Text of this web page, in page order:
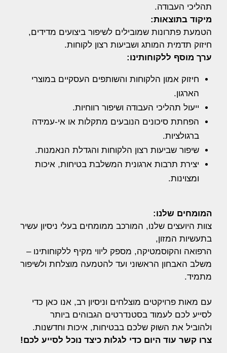
תהליכי העבודה.
מיקוד בתוצאות:
הטמעת פתרונות שמובילים לשיפור ביצועים מדידים,
חיזוק תדמית המותג ושביעות רצון לקוחות.
ערך מוסף ללקוחותינו:
חיזוק אמון הלקוחות והשותפים העסקיים במוצרי
הארגון.
ייעול תהליכי העבודה ושיפור רווחיות.
הפחתת סיכונים הנובעים מתקלות או אי-עמידה
ברגולציות.
שיפור שביעות רצון הלקוחות והגדלת הנאמנות.
יצירת תרבות ארגונית המשלבת בטיחות, איכות
ומצוינות.
המומחים שלנו:
צוות היועצים שלנו, המורכב ממומחים בעלי ניסיון עשיר
בתעשיות המזון,
הרפואה והקוסמטיקה, מספק ליווי מקיף ללקוחותינו –
משלב האבחון הראשוני ועד להטמעה מוצלחת ולשיפור
מתמיד.
עם מאות פרויקטים מוצלחים וניסיון רב, אנו כאן כדי
לסייע לכם לעמוד בסטנדרטים הגבוהים ביותר
ולהוביל את השוק שלכם בבטיחות, איכות וחדשנות.
צרו קשר עוד היום כדי לגלות כיצד נוכל לסייע לכם!